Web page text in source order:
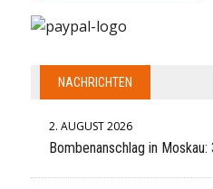
NACHRICHTEN
2. AUGUST 2026
Bombenanschlag in